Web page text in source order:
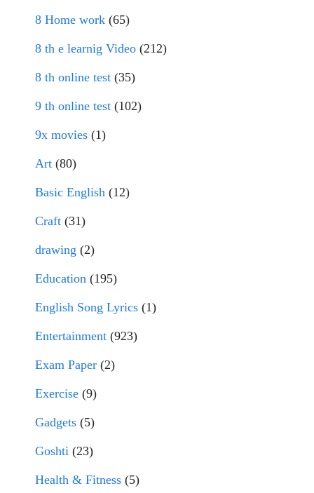
8 Home work (65)
8 th e learnig Video (212)
8 th online test (35)
9 th online test (102)
9x movies (1)
Art (80)
Basic English (12)
Craft (31)
drawing (2)
Education (195)
English Song Lyrics (1)
Entertainment (923)
Exam Paper (2)
Exercise (9)
Gadgets (5)
Goshti (23)
Health & Fitness (5)